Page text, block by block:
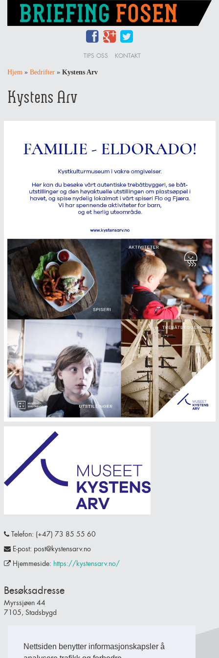
Nettsiden benytter informasjonskapsler å
TIPS OSS KONTAKT
Hjem » Bedrifter » Kystens Arv
Kystens Arv
Telefon: (+47) 73 85 55 60
E-post: post@kystensarv.no
Hjemmeside: https://kystensarv.no/
Besøksadresse
Myrssjøen 44
7105, Stadsbygd
Back to Top